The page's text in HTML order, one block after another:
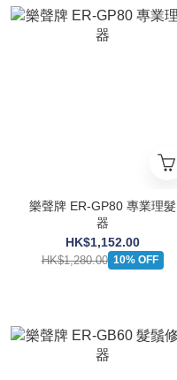
樂聲牌 ER-GP80 專業理髮
器
HK$1,152.00
HK$1,280.00 10% OFF